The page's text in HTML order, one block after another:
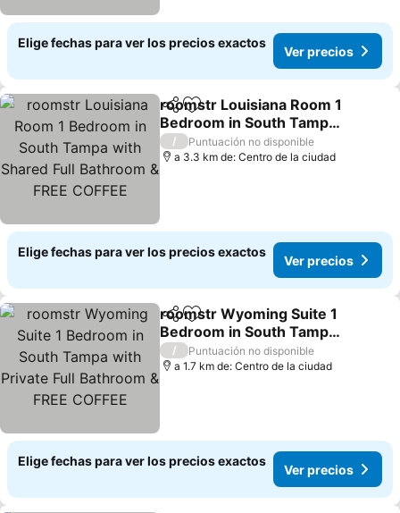
Elige fechas para ver los precios exactos
Ver precios
CompartirAgregar a favoritos
roomstr Louisiana Room 1
Bedroom in South Tampa
with Shared Full
Bathroom & FREE COFFEE
/
Puntuación no disponible
a 3.3 km de: Centro de la ciudad
Elige fechas para ver los precios exactos
Ver precios
CompartirAgregar a favoritos
roomstr Wyoming Suite 1
Bedroom in South Tampa
with Private Full
Bathroom & FREE COFFEE
/
Puntuación no disponible
a 1.7 km de: Centro de la ciudad
Elige fechas para ver los precios exactos
Ver precios